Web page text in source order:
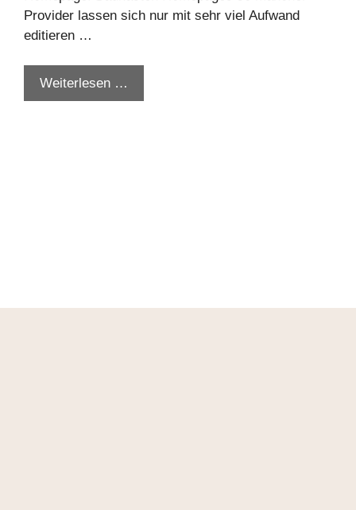
Provider lassen sich nur mit sehr viel Aufwand
editieren …
Weiterlesen …